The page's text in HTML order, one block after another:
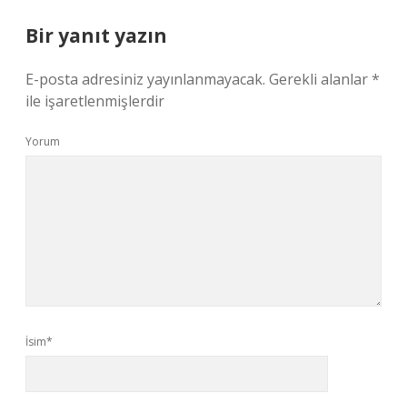
Bir yanıt yazın
E-posta adresiniz yayınlanmayacak. Gerekli alanlar*
ile işaretlenmişlerdir
Yorum
İsim*